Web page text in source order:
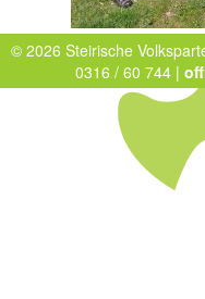
© 2026 Steirische
0316 / 60 744 |